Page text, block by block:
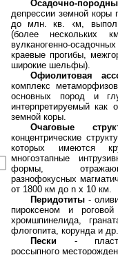
Осадочно-
депрессии земной
до млн. кв. км,
(более нескольких
вулканогенно-
краевые прогибы,
широкие шельфы).
Офиолитовая
комплекс
основных пород и
интерпретируемый как
земной коры.
Очаговые
концентрические
которых имеются
многоэтапные
формы,
разнофокусных
от 1800 км до n х 10 км.
Перидотиты -
пироксеном и
хромшпинелида,
флогопита, корунда и др.
Пески -
россыпного